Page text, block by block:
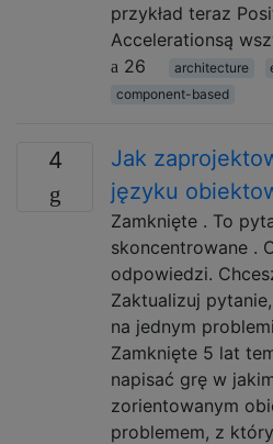
przykład teraz
Accelerationsą
26
architecture
component-based
4
Jak
języku
Zamknięte . To
skoncentrowane .
odpowiedzi.
Zaktualizuj
na jednym
Zamknięte 5 lat
napisać grę w
zorientowanym
problemem, z